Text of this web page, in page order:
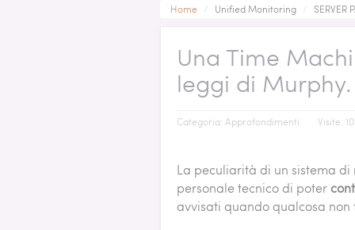
END
ACTIVE
CISCO
GREEN
Home / Unified Monitoring / SERVER
Una Time
leggi di Murphy.
Categoria: Approfondimenti Visite:
La peculiarità di un sistema
personale tecnico di poter
avvisati quando qualcosa non